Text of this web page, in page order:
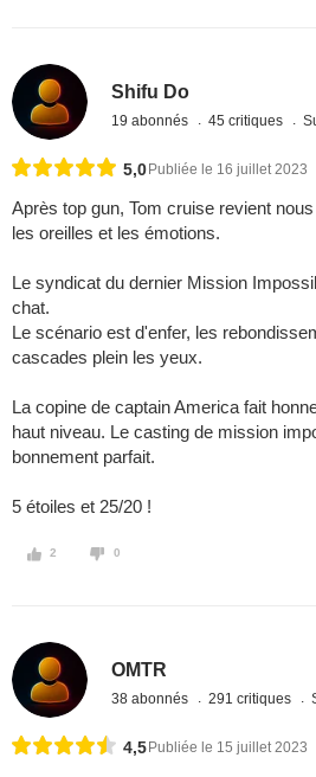
Shifu Do
19 abonnés 45 critiques
5,0 Publiée le 16 juillet 2023
Après top gun, Tom cruise revient
les oreilles et les émotions.
Le syndicat du dernier Mission
chat.
Le scénario est d'enfer, les
cascades plein les yeux.
La copine de captain America fait
haut niveau. Le casting de mission
bonnement parfait.
5 étoiles et 25/20 !
2 0
OMTR
38 abonnés 291 critiques
4,5 Publiée le 15 juillet 2023